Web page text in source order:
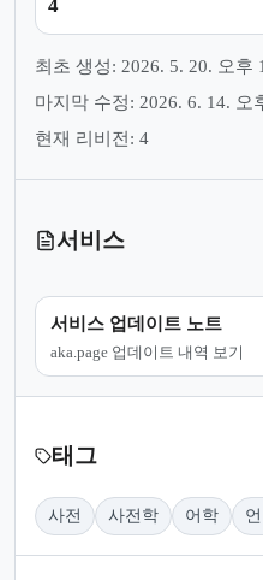
4
최초 생성: 2026. 5. 20. 오후
마지막 수정: 2026. 6. 14. 오
현재 리비전: 4
서비스
서비스 업데이트 노트
aka.page 업데이트 내역 보기
태그
사전 사전학 어학